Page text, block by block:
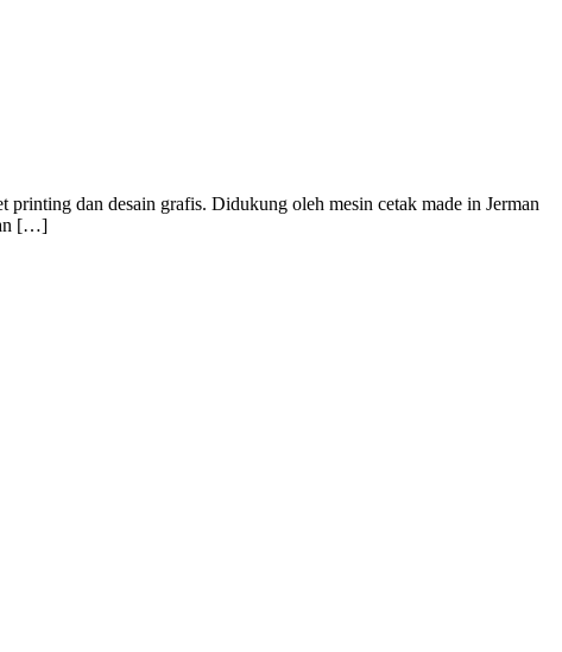
dan desain grafis. Didukung oleh mesin cetak made in Jerman
[…]